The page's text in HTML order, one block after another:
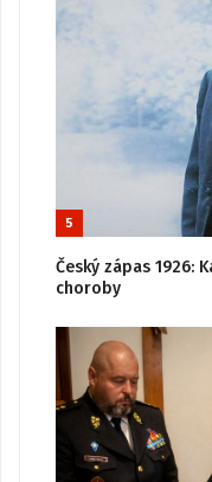
5
Český zápas 1926:
choroby